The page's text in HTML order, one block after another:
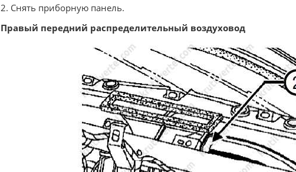
2. Снять приборную панель.
Правый передний распределительный воздуховод